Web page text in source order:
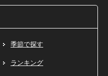
季節で探す
ランキング